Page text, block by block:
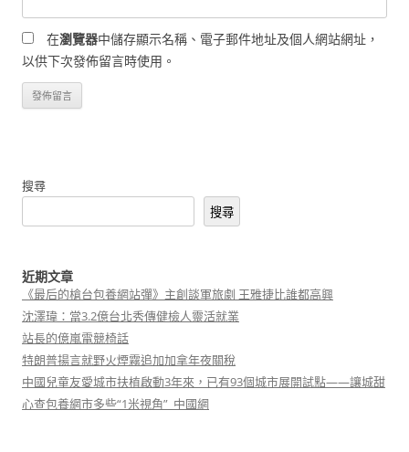
在瀏覽器中儲存顯示名稱、電子郵件地址及個人網站網址，
以供下次發佈留言時使用。
搜尋
搜尋
近期文章
《最后的槍台包養網站彈》主創談軍旅劇 王雅捷比誰都高興
沈澤瑋：當3.2億台北秀傳健檢人靈活就業
站長的億嵐電競椅話
特朗普揚言就野火煙霧追加加拿年夜關稅
中國兒童友愛城市扶植啟動3年來，已有93個城市展開試點——讓城甜
心查包養網市多些“1米視角”_中國網